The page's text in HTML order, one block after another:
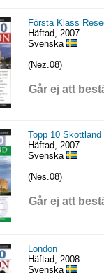
Första Klass
Häftad, 2007
Svenska
(Nez.08)
Går ej att
Topp 10
Häftad, 2007
Svenska
(Nes.08)
Går ej att
London
Häftad, 2008
Svenska